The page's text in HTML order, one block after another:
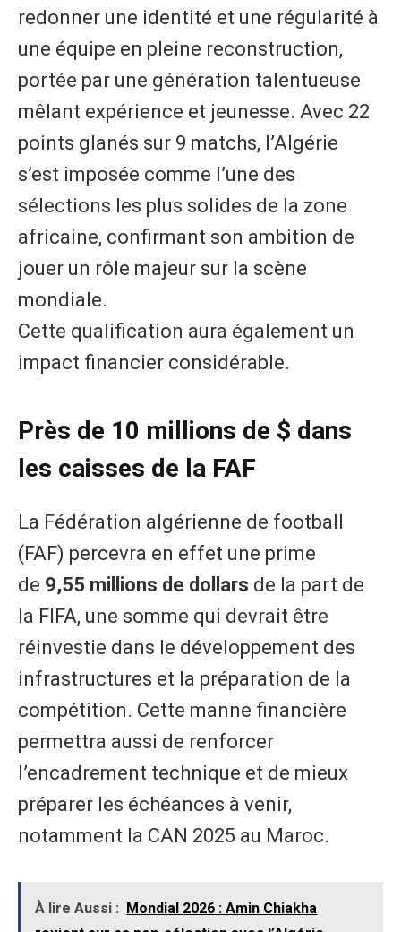
redonner une identité et une régularité à
une équipe en pleine reconstruction,
portée par une génération talentueuse
mêlant expérience et jeunesse. Avec 22
points glanés sur 9 matchs, l’Algérie
s’est imposée comme l’une des
sélections les plus solides de la zone
africaine, confirmant son ambition de
jouer un rôle majeur sur la scène
mondiale.
Cette qualification aura également un
impact financier considérable.
Près de 10 millions de $ dans
les caisses de la FAF
La Fédération algérienne de football
(FAF) percevra en effet une prime
de 9,55 millions de dollars de la part de
la FIFA, une somme qui devrait être
réinvestie dans le développement des
infrastructures et la préparation de la
compétition. Cette manne financière
permettra aussi de renforcer
l’encadrement technique et de mieux
préparer les échéances à venir,
notamment la CAN 2025 au Maroc.
À lire Aussi : Mondial 2026 : Amin Chiakha